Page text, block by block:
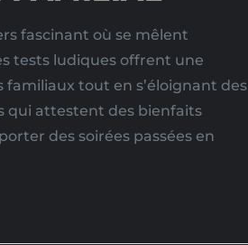
fascinant où se mêlent
tests ludiques offrent une
familiaux tout en s’éloignant des
qui attestent des bienfaits
des soirées passées en